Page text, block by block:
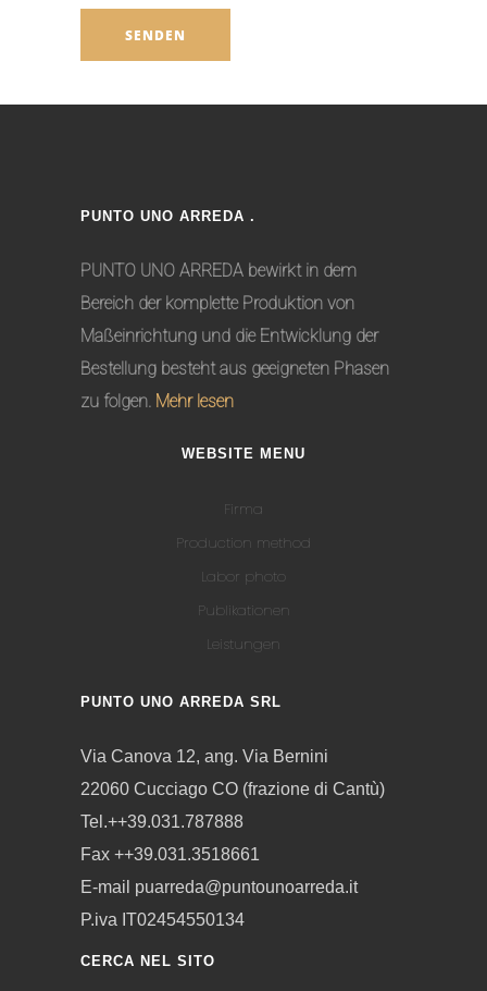
PUNTO UNO ARREDA .
PUNTO UNO ARREDA bewirkt in dem
Bereich der komplette Produktion von
Maßeinrichtung und die Entwicklung der
Bestellung besteht aus geeigneten Phasen
zu folgen. Mehr lesen
WEBSITE MENU
Firma
Production method
Labor photo
Publikationen
Leistungen
PUNTO UNO ARREDA SRL
Via Canova 12, ang. Via Bernini
22060 Cucciago CO (frazione di Cantù)
Tel.++39.031.787888
Fax ++39.031.3518661
E-mail puarreda@puntounoarreda.it
P.iva IT02454550134
CERCA NEL SITO